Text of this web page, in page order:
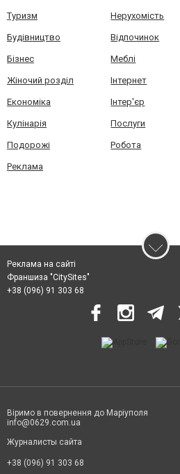
Туризм Нерухомість
Будівництво Відпочинок
Бізнес Меблі
Жіночий розділ Інтернет
Економіка Інтер'єр
Кулінарія Послуги
Подорожі Робота
Реклама
Реклама на сайті
Франшиза "CitySites"
+38 (096) 91 303 68
Віримо в повернення до Маріуполя
info@0629.com.ua
Журналисты сайта
+38 (096) 91 303 68